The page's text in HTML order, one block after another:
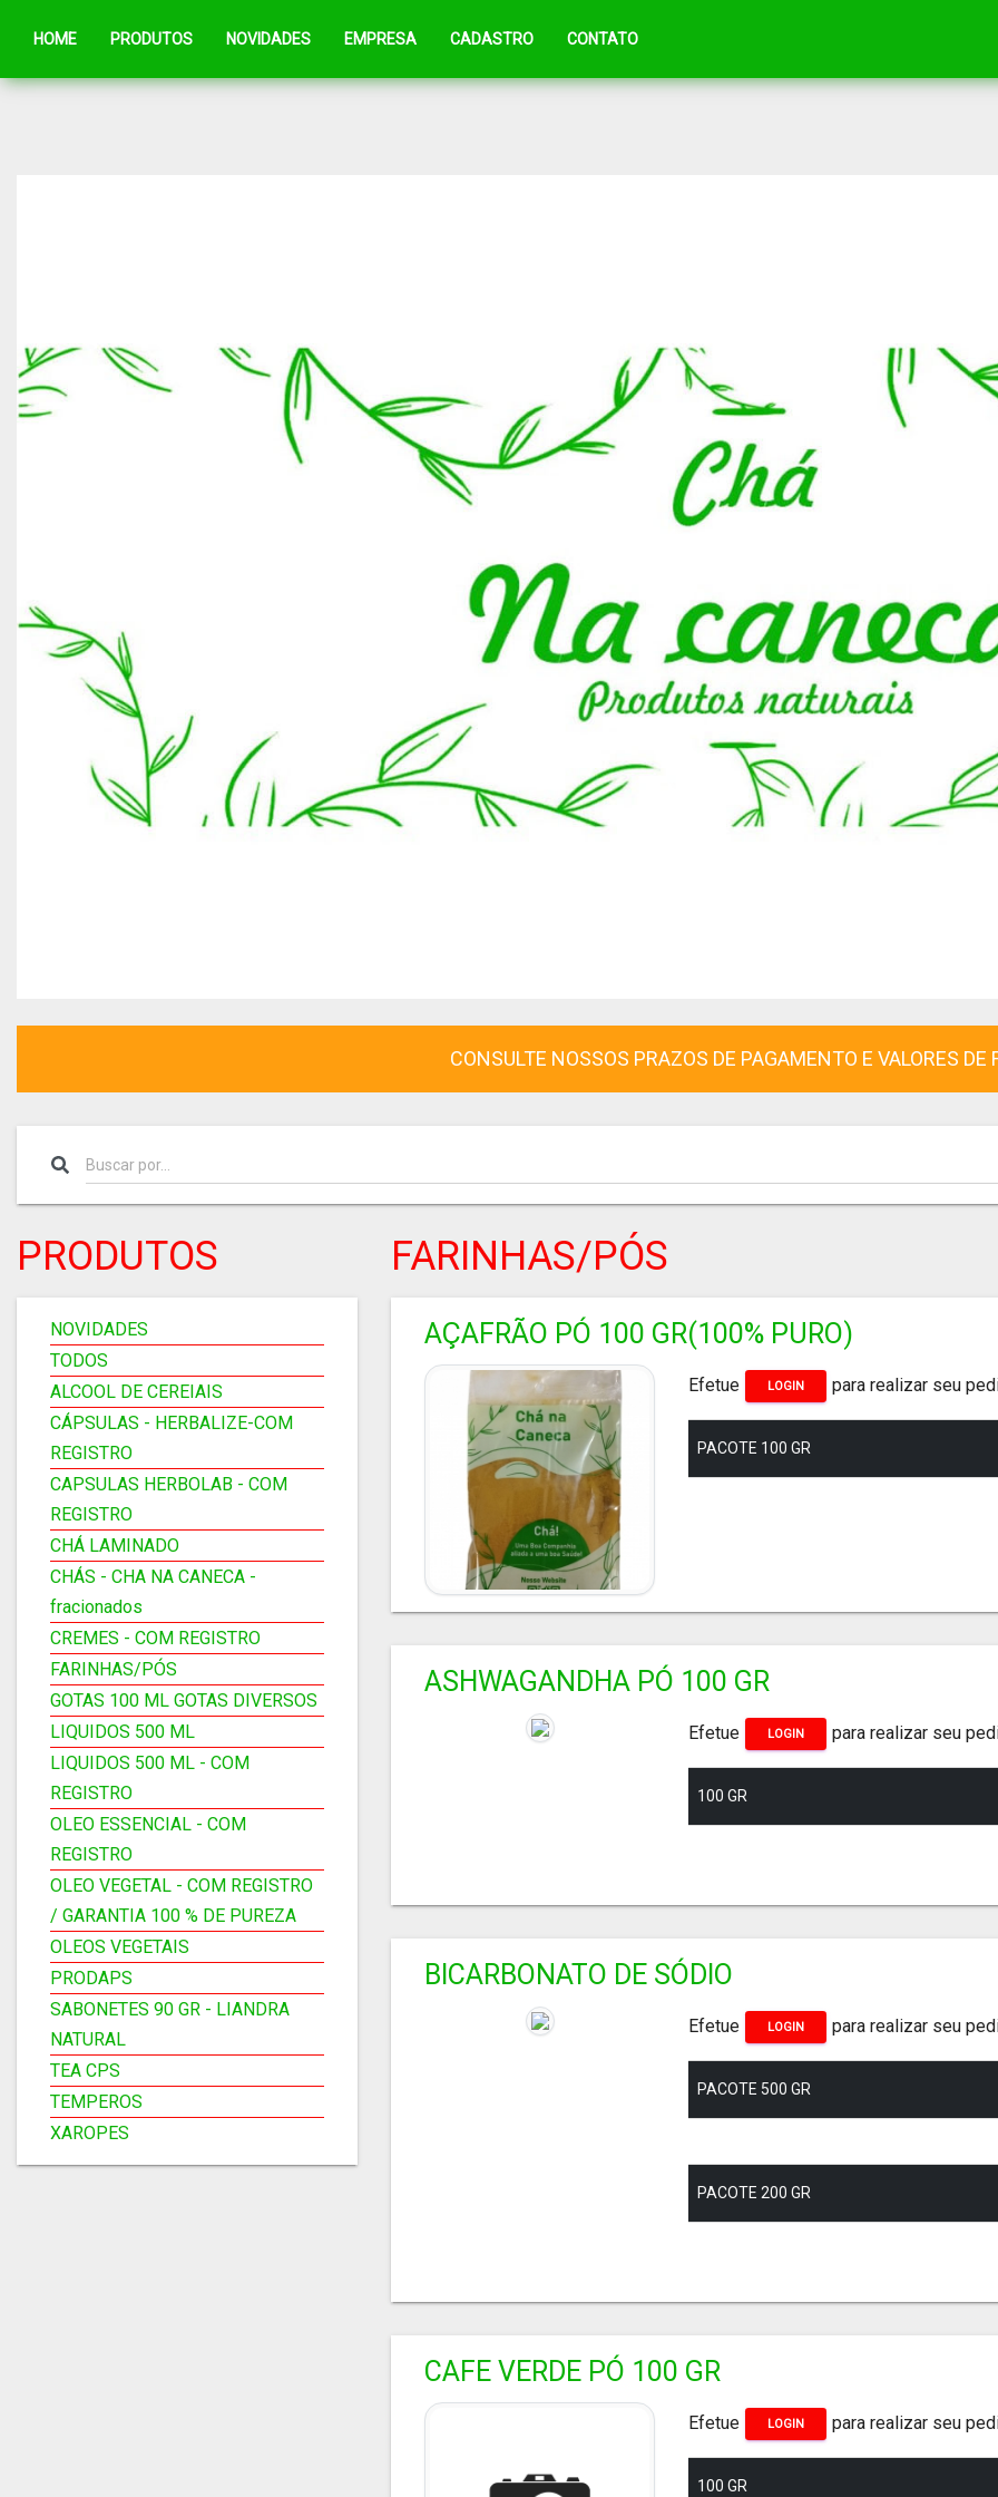
HOME PRODUTOS NOVIDADES EMPRESA CADASTRO CONTATO
CONSULTE NOSSOS PRAZOS DE PAGAMENTO E VALORES DE
PRODUTOS
NOVIDADES
TODOS
ALCOOL DE CEREIAIS
CÁPSULAS - HERBALIZE-COM
REGISTRO
CAPSULAS HERBOLAB - COM
REGISTRO
CHÁ LAMINADO
CHÁS - CHA NA CANECA -
fracionados
CREMES - COM REGISTRO
FARINHAS/PÓS
GOTAS 100 ML GOTAS DIVERSOS
LIQUIDOS 500 ML
LIQUIDOS 500 ML - COM
REGISTRO
OLEO ESSENCIAL - COM
REGISTRO
OLEO VEGETAL - COM REGISTRO
/ GARANTIA 100 % DE PUREZA
OLEOS VEGETAIS
PRODAPS
SABONETES 90 GR - LIANDRA
NATURAL
TEA CPS
TEMPEROS
XAROPES
FARINHAS/PÓS
AÇAFRÃO PÓ 100 GR(100% PURO)
Efetue LOGIN para realizar seu
PACOTE 100 GR
ASHWAGANDHA PÓ 100 GR
Efetue LOGIN para realizar seu
100 GR
BICARBONATO DE SÓDIO
Efetue LOGIN para realizar seu
PACOTE 500 GR
PACOTE 200 GR
CAFE VERDE PÓ 100 GR
Efetue LOGIN para realizar seu
100 GR